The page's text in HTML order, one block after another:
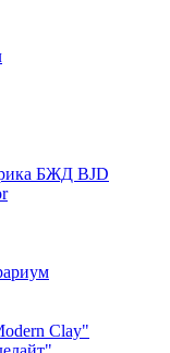
БЖД BJD
Clay"